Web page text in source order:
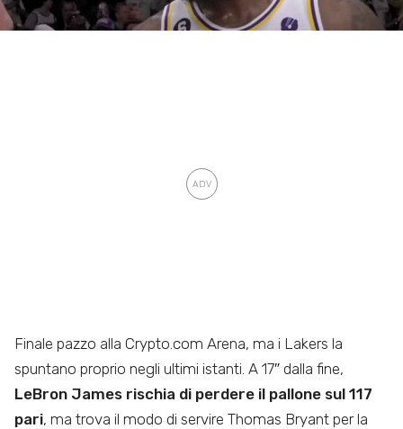
Finale pazzo alla Crypto.com Arena, ma i Lakers la
spuntano proprio negli ultimi istanti. A 17″ dalla fine,
LeBron James rischia di perdere il pallone sul 117
pari, ma trova il modo di servire Thomas Bryant per la